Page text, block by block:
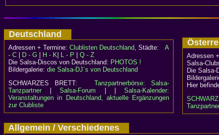
Deutschland
Adressen + Termine: Clublisten Deutschland, Städte: A
- C
D - G H - K L - P
Q - Z
Die Salsa-Discos von Deutschland: PHOTOS !
Bildergalerie: die Salsa-DJ´s von Deutschland
SCHWARZES BRETT:Tanzpartnerbörse: Salsa-
Tanzpartner|Salsa-Forum | |Salsa-Kalender:
Veranstaltungen in Deutschland, aktuelle Ergänzungen
zur Clubliste
Adressen
Salsa-
Die
Hier
Allgemein / Verschiedenes